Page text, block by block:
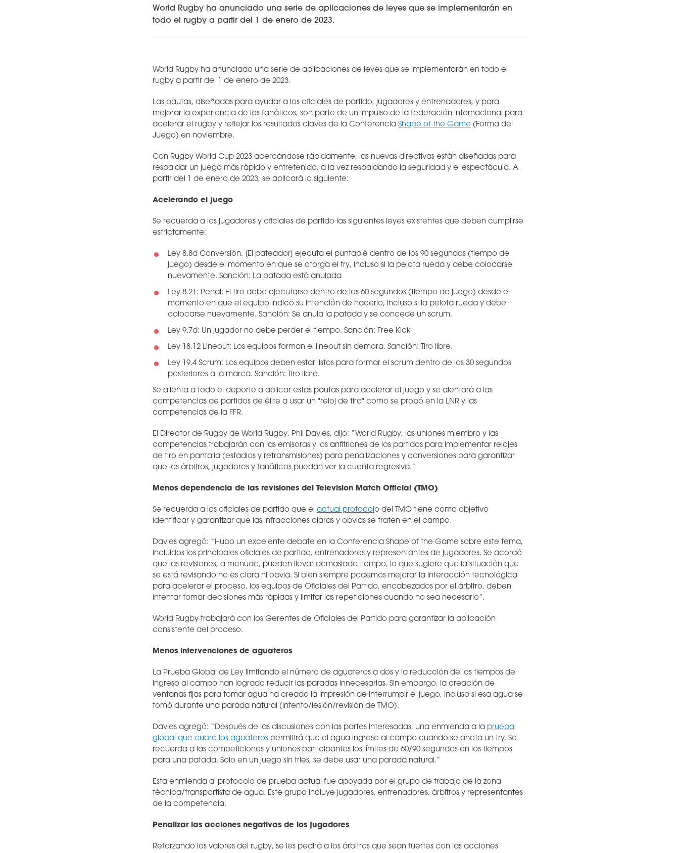
World Rugby ha anunciado una serie de aplicaciones de leyes que se implementarán en
todo el rugby a partir del 1 de enero de 2023.
World Rugby ha anunciado una serie de aplicaciones de leyes que se implementarán en todo el
rugby a partir del 1 de enero de 2023.
Las pautas, diseñadas para ayudar a los oficiales de partido, jugadores y entrenadores, y para
mejorar la experiencia de los fanáticos, son parte de un impulso de la federación internacional para
acelerar el rugby y reflejar los resultados claves de la Conferencia Shape of the Game (Forma del
Juego) en noviembre.
Con Rugby World Cup 2023 acercándose rápidamente, las nuevas directivas están diseñadas para
respaldar un juego más rápido y entretenido, a la vez respaldando la seguridad y el espectáculo. A
partir del 1 de enero de 2023, se aplicará lo siguiente:
Acelerando el juego
Se recuerda a los jugadores y oficiales de partido las siguientes leyes existentes que deben cumplirse
estrictamente:
Ley 8.8d Conversión. [El pateador] ejecuta el puntapié dentro de los 90 segundos (tiempo de
juego) desde el momento en que se otorga el try, incluso si la pelota rueda y debe colocarse
nuevamente. Sanción: La patada está anulada
Ley 8.21: Penal: El tiro debe ejecutarse dentro de los 60 segundos (tiempo de juego) desde el
momento en que el equipo indicó su intención de hacerlo, incluso si la pelota rueda y debe
colocarse nuevamente. Sanción: Se anula la patada y se concede un scrum.
Ley 9.7d: Un jugador no debe perder el tiempo. Sanción: Free Kick
Ley 18.12 Lineout: Los equipos forman el lineout sin demora. Sanción: Tiro libre.
Ley 19.4 Scrum: Los equipos deben estar listos para formar el scrum dentro de los 30 segundos
posteriores a la marca. Sanción: Tiro libre.
Se alienta a todo el deporte a aplicar estas pautas para acelerar el juego y se alentará a las
competencias de partidos de élite a usar un "reloj de tiro" como se probó en la LNR y las
competencias de la FFR.
El Director de Rugby de World Rugby, Phil Davies, dijo: “World Rugby, las uniones miembro y las
competencias trabajarán con las emisoras y los anfitriones de los partidos para implementar relojes
de tiro en pantalla (estadios y retransmisiones) para penalizaciones y conversiones para garantizar
que los árbitros, jugadores y fanáticos puedan ver la cuenta regresiva.”
Menos dependencia de las revisiones del Television Match Official (TMO)
Se recuerda a los oficiales de partido que el actual protocol o del TMO tiene como objetivo
identificar y garantizar que las infracciones claras y obvias se traten en el campo.
Davies agregó: “Hubo un excelente debate en la Conferencia Shape of the Game sobre este tema,
incluidos los principales oficiales de partido, entrenadores y representantes de jugadores. Se acordó
que las revisiones, a menudo, pueden llevar demasiado tiempo, lo que sugiere que la situación que
se está revisando no es clara ni obvia. Si bien siempre podemos mejorar la interacción tecnológica
para acelerar el proceso, los equipos de Oficiales del Partido, encabezados por el árbitro, deben
intentar tomar decisiones más rápidas y limitar las repeticiones cuando no sea necesario”.
World Rugby trabajará con los Gerentes de Oficiales del Partido para garantizar la aplicación
consistente del proceso.
Menos intervenciones de aguateros
La Prueba Global de Ley limitando el número de aguateros a dos y la reducción de los tiempos de
ingreso al campo han logrado reducir las paradas innecesarias. Sin embargo, la creación de
ventanas fijas para tomar agua ha creado la impresión de interrumpir el juego, incluso si esa agua se
tomó durante una parada natural (intento/lesión/revisión de TMO).
Davies agregó: “Después de las discusiones con las partes interesadas, una enmienda a la prueba
global que cubre los aguateros permitirá que el agua ingrese al campo cuando se anota un try. Se
recuerda a las competiciones y uniones participantes los límites de 60/90 segundos en los tiempos
para una patada. Solo en un juego sin tries, se debe usar una parada natural.”
Esta enmienda al protocolo de prueba actual fue apoyada por el grupo de trabajo de la zona
técnica/transportista de agua. Este grupo incluye jugadores, entrenadores, árbitros y representantes
de la competencia.
Penalizar las acciones negativas de los jugadores
Reforzando los valores del rugby, se les pedirá a los árbitros que sean fuertes con las acciones